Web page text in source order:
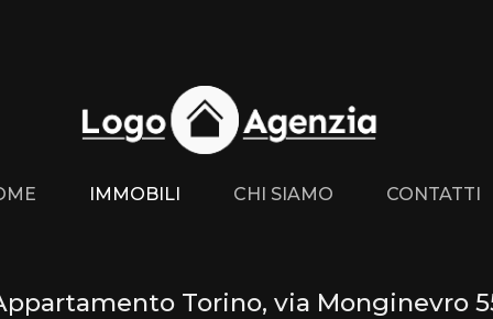
IMMOBILI CHI SIAMO CONTATTI
Torino, via Monginevro